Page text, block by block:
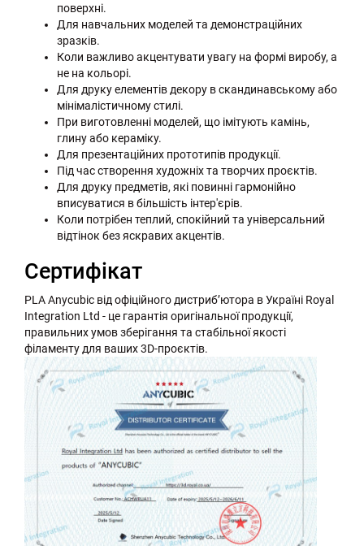
поверхні.
Для навчальних моделей та демонстраційних
зразків.
Коли важливо акцентувати увагу на формі виробу, а
не на кольорі.
Для друку елементів декору в скандинавському або
мінімалістичному стилі.
При виготовленні моделей, що імітують камінь,
глину або кераміку.
Для презентаційних прототипів продукції.
Під час створення художніх та творчих проєктів.
Для друку предметів, які повинні гармонійно
вписуватися в більшість інтер'єрів.
Коли потрібен теплий, спокійний та універсальний
відтінок без яскравих акцентів.
Сертифікат
PLA Anycubic від офіційного дистриб’ютора в Україні Royal
Integration Ltd - це гарантія оригінальної продукції,
правильних умов зберігання та стабільної якості
філаменту для ваших 3D-проєктів.